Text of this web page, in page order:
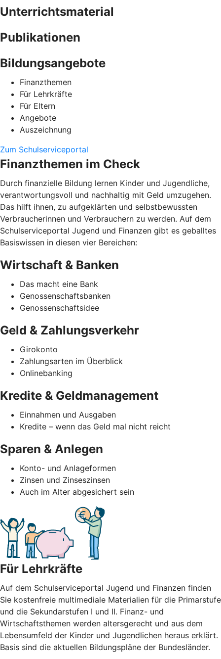
Unterrichtsmaterial
Publikationen
Bildungsangebote
Finanzthemen
Für Lehrkräfte
Für Eltern
Angebote
Auszeichnung
Zum Schulserviceportal
Finanzthemen im Check
Durch finanzielle Bildung lernen Kinder und Jugendliche,
verantwortungsvoll und nachhaltig mit Geld umzugehen.
Das hilft ihnen, zu aufgeklärten und selbstbewussten
Verbraucherinnen und Verbrauchern zu werden. Auf dem
Schulserviceportal Jugend und Finanzen gibt es geballtes
Basiswissen in diesen vier Bereichen:
Wirtschaft & Banken
Das macht eine Bank
Genossenschaftsbanken
Genossenschaftsidee
Geld & Zahlungsverkehr
Girokonto
Zahlungsarten im Überblick
Onlinebanking
Kredite & Geldmanagement
Einnahmen und Ausgaben
Kredite – wenn das Geld mal nicht reicht
Sparen & Anlegen
Konto- und Anlageformen
Zinsen und Zinseszinsen
Auch im Alter abgesichert sein
Für Lehrkräfte
Auf dem Schulserviceportal Jugend und Finanzen finden
Sie kostenfreie multimediale Materialien für die Primarstufe
und die Sekundarstufen I und II. Finanz- und
Wirtschaftsthemen werden altersgerecht und aus dem
Lebensumfeld der Kinder und Jugendlichen heraus erklärt.
Basis sind die aktuellen Bildungspläne der Bundesländer.